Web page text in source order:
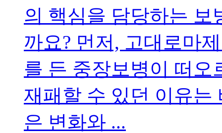
의 핵심을 담당하는
까요? 먼저, 고대로마
를 든 중장보병이 떠오
재패할 수 있던 이유는
은 변화와 ...